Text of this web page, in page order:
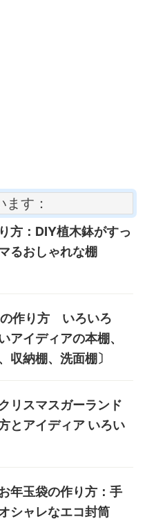
す：
方：DIY植木鉢がすっ
るおしゃれな棚
の作り方 いろいろ
アイディアの本棚、
収納棚、洗面棚〕
リスマスガーランド
とアイディア いろい
年玉袋の作り方：手
シャレなエコ封筒